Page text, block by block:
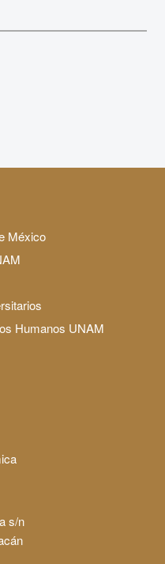
México
Humanos UNAM
s/n